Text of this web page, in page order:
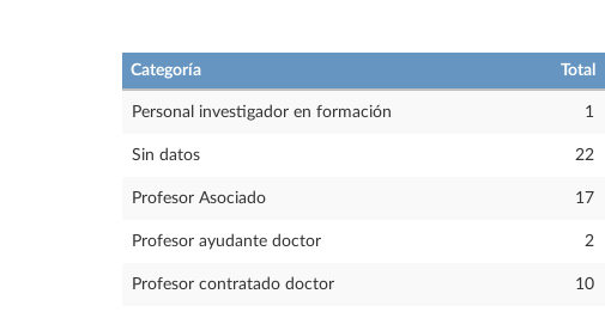
Categoría Total
Personal investigador en formación 1
Sin datos 22
Profesor Asociado 17
Profesor ayudante doctor 2
Profesor contratado doctor 10